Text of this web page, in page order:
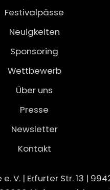
Festivalpässe
Neuigkeiten
Sponsoring
Wettbewerb
Über uns
Presse
Newsletter
Kontakt
V. | Erfurter Str. 13 |